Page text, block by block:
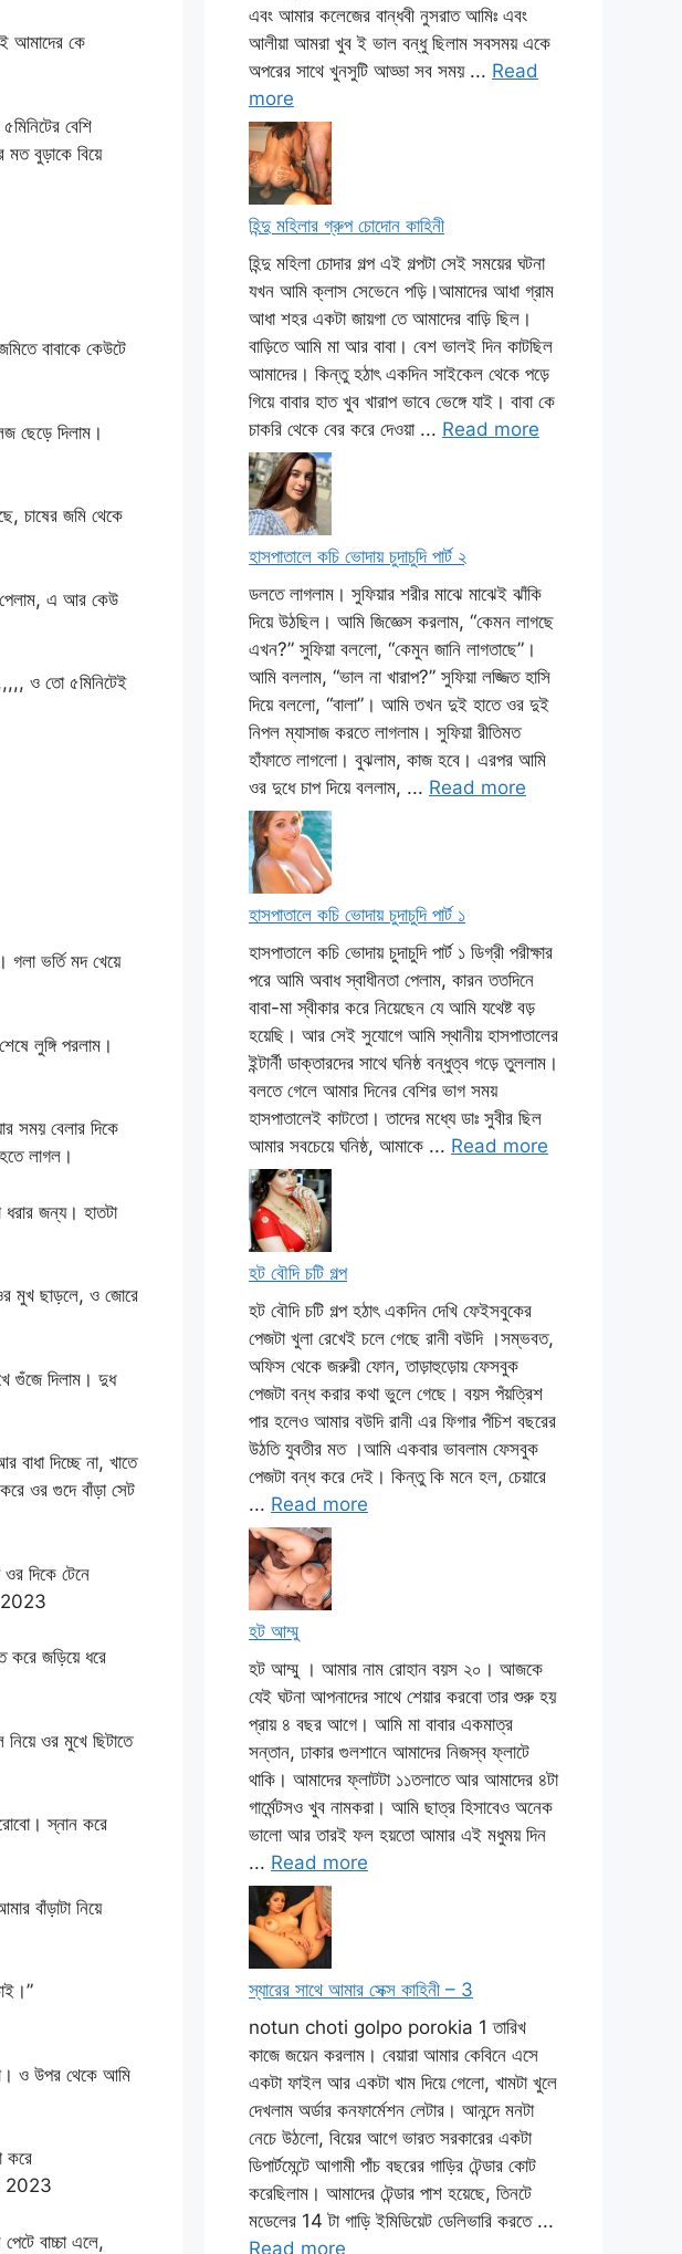
আমাদের কে
বেশি
বুড়াকে বিয়ে
বাবাকে কেউটে
ছেড়ে দিলাম।
চাষের জমি থেকে
পেলাম, এ আর কেউ
ও তো ৫মিনিটেই
ভর্তি মদ খেয়ে
লুঙ্গি পরলাম।
সময় বেলার দিকে
লাগল।
ধরার জন্য। হাতটা
মুখ ছাড়লে, ও জোরে
গুঁজে দিলাম। দুধ
দিচ্ছে না, খাতে
ওর গুদে বাঁড়া সেট
দিকে টেনে
2023
জড়িয়ে ধরে
ওর মুখে ছিটাতে
স্নান করে
বাঁড়াটা নিয়ে
ও উপর থেকে আমি
করে
2023
বাচ্চা এলে,
এবং আমার কলেজের বান্ধবী নুসরাত আমিঃ এবং
আলীয়া আমরা খুব ই ভাল বন্ধু ছিলাম সবসময় একে
অপরের সাথে খুনসুটি আড্ডা সব সময় ... Read
more
হিন্দু মহিলার গ্রুপ চোদোন কাহিনী
হিন্দু মহিলা চোদার গল্প এই গল্পটা সেই সময়ের ঘটনা
যখন আমি ক্লাস সেভেনে পড়ি।আমাদের আধা গ্রাম
আধা শহর একটা জায়গা তে আমাদের বাড়ি ছিল।
বাড়িতে আমি মা আর বাবা। বেশ ভালই দিন কাটছিল
আমাদের। কিন্তু হঠাৎ একদিন সাইকেল থেকে পড়ে
গিয়ে বাবার হাত খুব খারাপ ভাবে ভেঙ্গে যাই। বাবা কে
চাকরি থেকে বের করে দেওয়া ... Read more
হাসপাতালে কচি ভোদায় চুদাচুদি পার্ট ২
ডলতে লাগলাম। সুফিয়ার শরীর মাঝে মাঝেই ঝাঁকি
দিয়ে উঠছিল। আমি জিজ্ঞেস করলাম, “কেমন লাগছে
এখন?” সুফিয়া বললো, “কেমুন জানি লাগতাছে”।
আমি বললাম, “ভাল না খারাপ?” সুফিয়া লজ্জিত হাসি
দিয়ে বললো, “বালা”। আমি তখন দুই হাতে ওর দুই
নিপল ম্যাসাজ করতে লাগলাম। সুফিয়া রীতিমত
হাঁফাতে লাগলো। বুঝলাম, কাজ হবে। এরপর আমি
ওর দুধে চাপ দিয়ে বললাম, ... Read more
হাসপাতালে কচি ভোদায় চুদাচুদি পার্ট ১
হাসপাতালে কচি ভোদায় চুদাচুদি পার্ট ১ ডিগ্রী পরীক্ষার
পরে আমি অবাধ স্বাধীনতা পেলাম, কারন ততদিনে
বাবা-মা স্বীকার করে নিয়েছেন যে আমি যথেষ্ট বড়
হয়েছি। আর সেই সুযোগে আমি স্থানীয় হাসপাতালের
ইন্টার্নী ডাক্তারদের সাথে ঘনিষ্ঠ বন্ধুত্ব গড়ে তুললাম।
বলতে গেলে আমার দিনের বেশির ভাগ সময়
হাসপাতালেই কাটতো। তাদের মধ্যে ডাঃ সুবীর ছিল
আমার সবচেয়ে ঘনিষ্ঠ, আমাকে ... Read more
হট বৌদি চটি গল্প
হট বৌদি চটি গল্প হঠাৎ একদিন দেখি ফেইসবুকের
পেজটা খুলা রেখেই চলে গেছে রানী বউদি ।সম্ভবত,
অফিস থেকে জরুরী ফোন, তাড়াহুড়োয় ফেসবুক
পেজটা বন্ধ করার কথা ভুলে গেছে। বয়স পঁয়ত্রিশ
পার হলেও আমার বউদি রানী এর ফিগার পঁচিশ বছরের
উঠতি যুবতীর মত ।আমি একবার ভাবলাম ফেসবুক
পেজটা বন্ধ করে দেই। কিন্তু কি মনে হল, চেয়ারে
... Read more
হট আম্মু
হট আম্মু । আমার নাম রোহান বয়স ২০। আজকে
যেই ঘটনা আপনাদের সাথে শেয়ার করবো তার শুরু হয়
প্রায় ৪ বছর আগে। আমি মা বাবার একমাত্র
সন্তান, ঢাকার গুলশানে আমাদের নিজস্ব ফ্লাটে
থাকি। আমাদের ফ্লাটটা ১১তলাতে আর আমাদের ৪টা
গার্মেন্টসও খুব নামকরা। আমি ছাত্র হিসাবেও অনেক
ভালো আর তারই ফল হয়তো আমার এই মধুময় দিন
... Read more
স্যারের সাথে আমার সেক্স কাহিনী – 3
notun choti golpo porokia 1 তারিখ
কাজে জয়েন করলাম। বেয়ারা আমার কেবিনে এসে
একটা ফাইল আর একটা খাম দিয়ে গেলো, খামটা খুলে
দেখলাম অর্ডার কনফার্মেশন লেটার। আনন্দে মনটা
নেচে উঠলো, বিয়ের আগে ভারত সরকারের একটা
ডিপার্টমেন্টে আগামী পাঁচ বছরের গাড়ির টেন্ডার কোট
করেছিলাম। আমাদের টেন্ডার পাশ হয়েছে, তিনটে
মডেলের 14 টা গাড়ি ইমিডিয়েট ডেলিভারি করতে ...
Read more